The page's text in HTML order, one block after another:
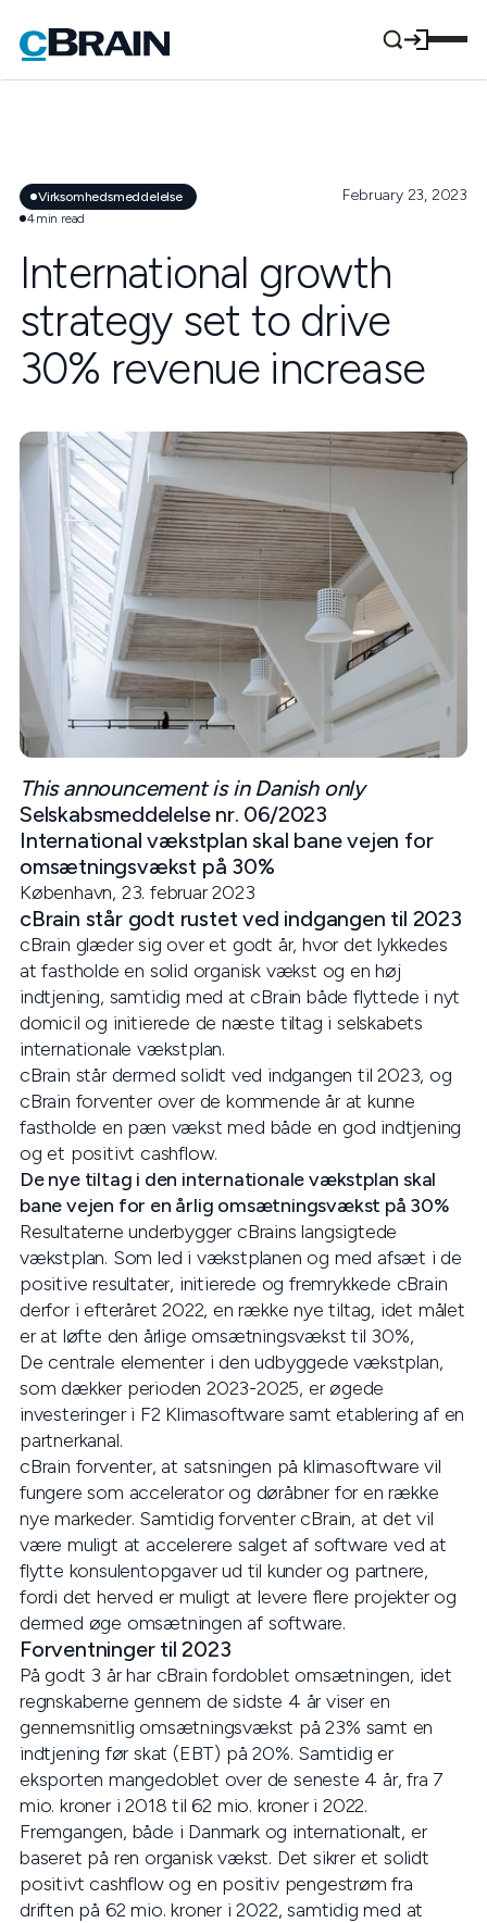
Virksomhedsmeddelelse
4min read
February 23, 2023
International growth
strategy set to drive
30% revenue increase
This announcement is in Danish only
Selskabsmeddelelse nr. 06/2023
International vækstplan skal bane vejen for
omsætningsvækst på 30%
København, 23. februar 2023
cBrain står godt rustet ved indgangen til 2023
cBrain glæder sig over et godt år, hvor det lykkedes
at fastholde en solid organisk vækst og en høj
indtjening, samtidig med at cBrain både flyttede i nyt
domicil og initierede de næste tiltag i selskabets
internationale vækstplan.
cBrain står dermed solidt ved indgangen til 2023, og
cBrain forventer over de kommende år at kunne
fastholde en pæn vækst med både en god indtjening
og et positivt cashflow.
De nye tiltag i den internationale vækstplan skal
bane vejen for en årlig omsætningsvækst på 30%
Resultaterne underbygger cBrains langsigtede
vækstplan. Som led i vækstplanen og med afsæt i de
positive resultater, initierede og fremrykkede cBrain
derfor i efteråret 2022, en række nye tiltag, idet målet
er at løfte den årlige omsætningsvækst til 30%,
De centrale elementer i den udbyggede vækstplan,
som dækker perioden 2023-2025, er øgede
investeringer i F2 Klimasoftware samt etablering af en
partnerkanal.
cBrain forventer, at satsningen på klimasoftware vil
fungere som accelerator og døråbner for en række
nye markeder. Samtidig forventer cBrain, at det vil
være muligt at accelerere salget af software ved at
flytte konsulentopgaver ud til kunder og partnere,
fordi det herved er muligt at levere flere projekter og
dermed øge omsætningen af software.
Forventninger til 2023
På godt 3 år har cBrain fordoblet omsætningen, idet
regnskaberne gennem de sidste 4 år viser en
gennemsnitlig omsætningsvækst på 23% samt en
indtjening før skat (EBT) på 20%. Samtidig er
eksporten mangedoblet over de seneste 4 år, fra 7
mio. kroner i 2018 til 62 mio. kroner i 2022.
Fremgangen, både i Danmark og internationalt, er
baseret på ren organisk vækst. Det sikrer et solidt
positivt cashflow og en positiv pengestrøm fra
driften på 62 mio. kroner i 2022, samtidig med at